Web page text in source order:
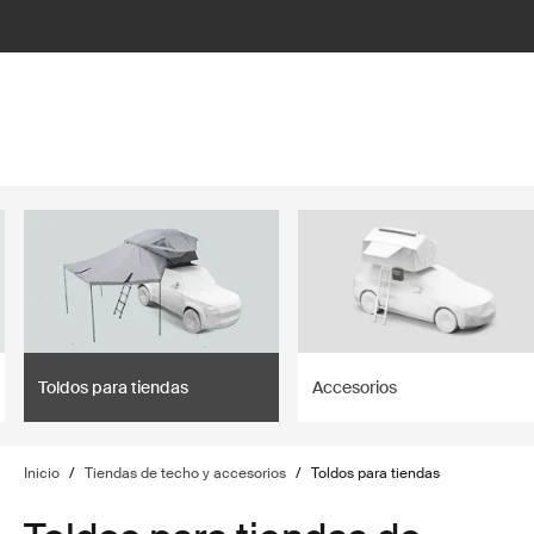
Toldos para tiendas Accesorios
Inicio / Tiendas de techo y accesorios / Toldos para tiendas